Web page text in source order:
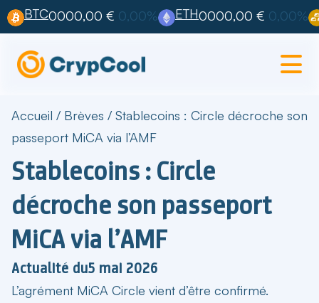
BTC0000,00 € 0,00% ETH0000,00 € 0,00%
Accueil / Brèves / Stablecoins : Circle décroche son
passeport MiCA via l’AMF
Stablecoins : Circle
décroche son passeport
MiCA via l’AMF
Actualité du5 mai 2026
L’agrément MiCA Circle vient d’être confirmé.